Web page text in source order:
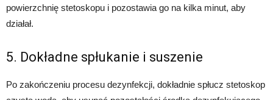
powierzchnię stetoskopu i pozostawia go na kilka minut, aby
działał.
5. Dokładne spłukanie i suszenie
Po zakończeniu procesu dezynfekcji, dokładnie spłucz stetoskop